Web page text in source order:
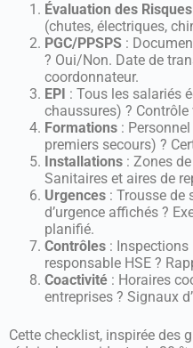
Évaluation des Risques
(chutes, électriques,
PGC/PPSPS :
? Oui/Non. Date de
coordonnateur.
EPI : Tous les salariés
chaussures) ?
Formations :
premiers secours) ?
Installations : Zones
Sanitaires et aires de
Urgences : Trousse de
d’urgence affichés ?
planifié.
Contrôles :
responsable HSE ?
Coactivité : Horaires
entreprises ? Signaux
Cette checklist, inspirée des